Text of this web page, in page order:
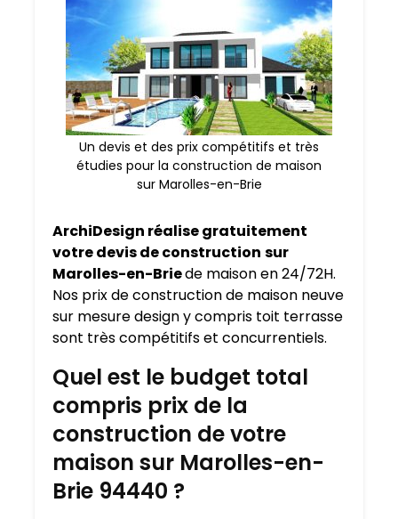
Un devis et des prix compétitifs et très
étudies pour la construction de maison
sur Marolles-en-Brie
ArchiDesign réalise gratuitement
votre devis de construction sur
Marolles-en-Briede maison en 24/72H.
Nos prix de construction de maison neuve
sur mesure design y compris toit terrasse
sont très compétitifs et concurrentiels.
Quel est le budget total
compris prix de la
construction de votre
maison sur Marolles-en-
Brie 94440 ?